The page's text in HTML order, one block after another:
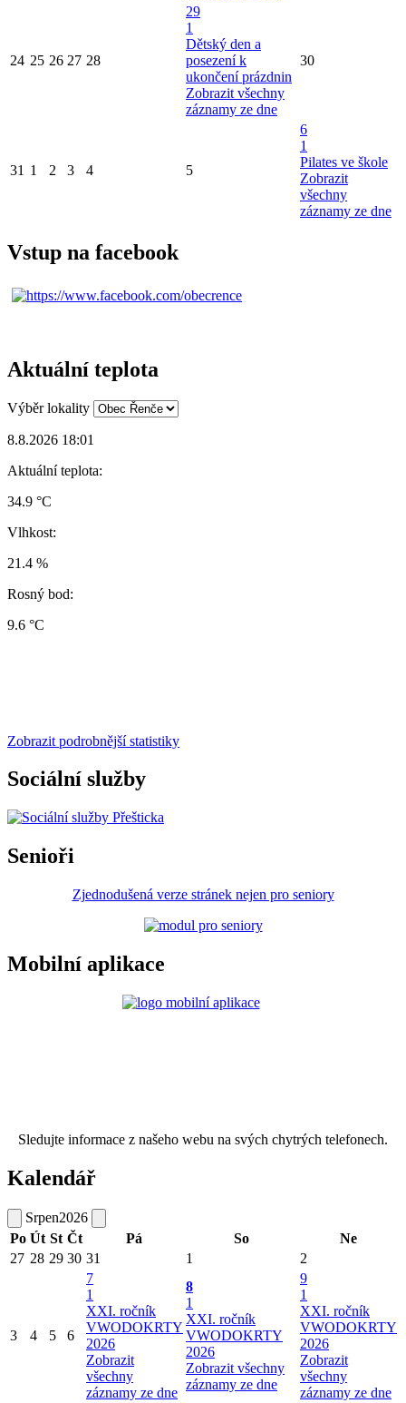
24 25 26 27 28
29
1
Dětský den a
posezení k
ukončení prázdnin
Zobrazit všechny
záznamy ze dne
30
31 1 2 3 4 5
6
1
Pilates ve škole
Zobrazit
všechny
záznamy ze dne
Vstup na facebook
Aktuální teplota
Výběr lokality
8.8.2026 18:01
Aktuální teplota:
34.9 °C
Vlhkost:
21.4 %
Rosný bod:
9.6 °C
Zobrazit podrobnější statistiky
Sociální služby
Senioři
Zjednodušená verze stránek nejen pro seniory
Mobilní aplikace
Sledujte informace z našeho webu na svých chytrých telefonech.
Kalendář
Srpen2026
Po Út St Čt Pá So
Ne
27 28 29 30 31 1 2
3 4 5 6
7
1
XXI. ročník
VWODOKRTY
2026
Zobrazit
všechny
záznamy ze dne
8
1
XXI. ročník
VWODOKRTY
2026
Zobrazit všechny
záznamy ze dne
9
1
XXI. ročník
VWODOKRTY
2026
Zobrazit
všechny
záznamy ze dne